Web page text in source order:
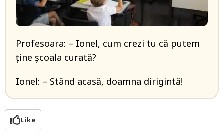
Profesoara: – Ionel, cum crezi tu că putem
ține școala curată?
Ionel: – Stând acasă, doamna dirigintă!
Like